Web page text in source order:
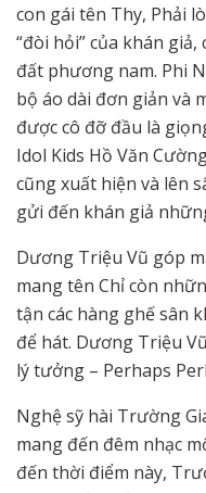
con gái tên Thy, Phải
“đòi hỏi” của khán
đất phương nam. Phi
bộ áo dài đơn giản và
được cô đỡ đầu là
Idol Kids Hồ Văn
cũng xuất hiện và lên
gửi đến khán giả
Dương Triệu Vũ góp
mang tên Chỉ còn
tận các hàng ghế sân
để hát. Dương Triệu
lý tưởng – Perhaps
Nghệ sỹ hài Trường
mang đến đêm nhạc
đến thời điểm này,